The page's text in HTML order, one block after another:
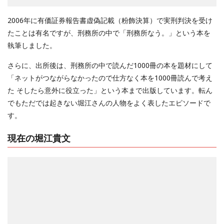
2006年に有価証券報告書虚偽記載（粉飾決算）で実刑判決を受け
たことは有名ですが、刑務所の中で「刑務所なう。」という本を
執筆しました。
さらに、出所後は、刑務所の中で読んだ1000冊の本を題材にして
「ネットがつながらなかったので仕方なく本を1000冊読んで考え
た そしたら意外に役立った」という本まで出版しています。転ん
でもただでは起きない堀江さんの人物をよく表したエピソードで
す。
現在の堀江貴文